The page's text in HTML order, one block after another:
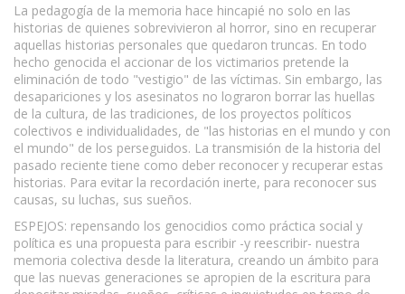
La pedagogía de la memoria hace hincapié no solo en las
historias de quienes sobrevivieron al horror, sino en recuperar
aquellas historias personales que quedaron truncas. En todo
hecho genocida el accionar de los victimarios pretende la
eliminación de todo "vestigio" de las víctimas. Sin embargo, las
desapariciones y los asesinatos no lograron borrar las huellas
de la cultura, de las tradiciones, de los proyectos políticos
colectivos e individualidades, de "las historias en el mundo y con
el mundo" de los perseguidos. La transmisión de la historia del
pasado reciente tiene como deber reconocer y recuperar estas
historias. Para evitar la recordación inerte, para reconocer sus
causas, su luchas, sus sueños.
ESPEJOS: repensando los genocidios como práctica social y
política es una propuesta para escribir -y reescribir- nuestra
memoria colectiva desde la literatura, creando un ámbito para
que las nuevas generaciones se apropien de la escritura para